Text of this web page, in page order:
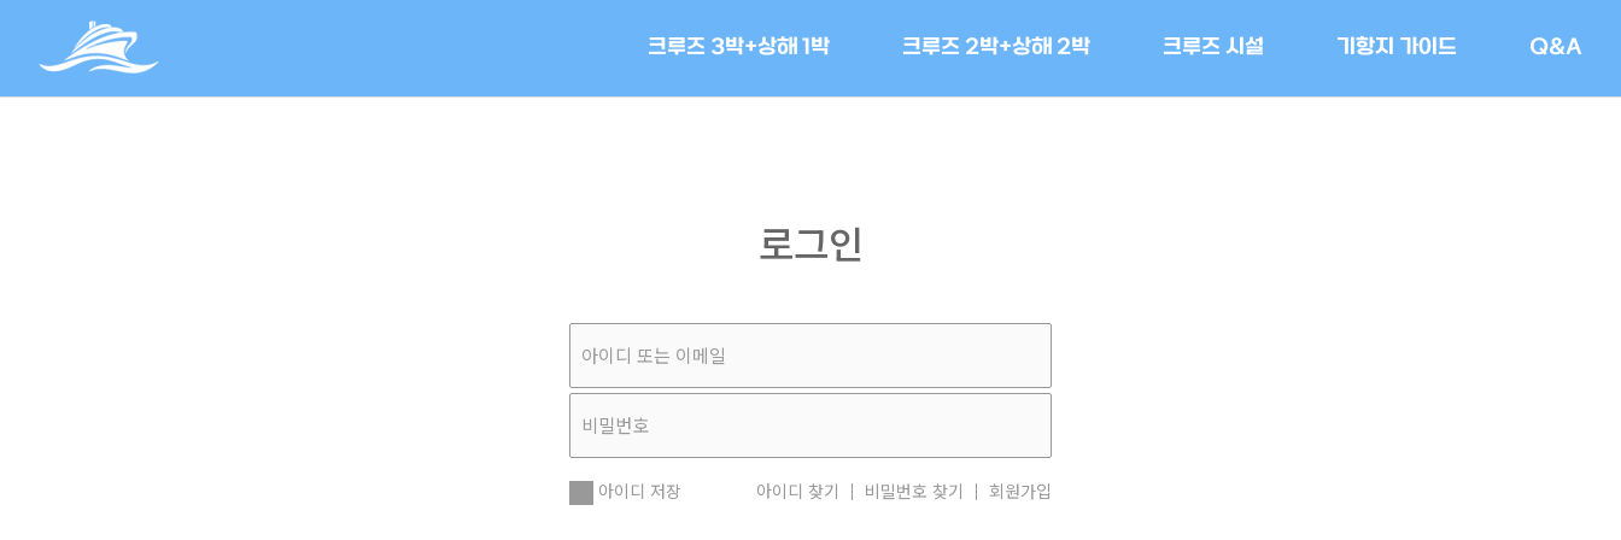
크루즈 3박+상해 1박 크루즈 2박+상해 2박 크루즈 시설 기항지 가이드 Q&A
로그인
아이디 저장 아이디 찾기 비밀번호 찾기 회원가입